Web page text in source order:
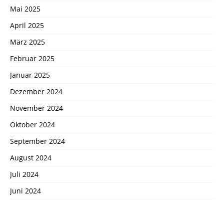
Mai 2025
April 2025
März 2025
Februar 2025
Januar 2025
Dezember 2024
November 2024
Oktober 2024
September 2024
August 2024
Juli 2024
Juni 2024